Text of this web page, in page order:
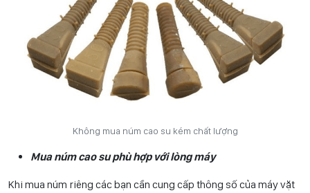
Không mua núm cao su kém chất lượng
Mua núm cao su phù hợp với lòng máy
Khi mua núm riêng các bạn cần cung cấp thông số của máy vặt